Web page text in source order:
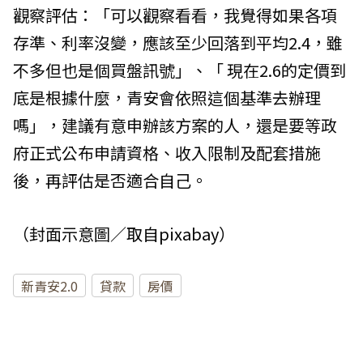
觀察評估：「可以觀察看看，我覺得如果各項
存準、利率沒變，應該至少回落到平均2.4，雖
不多但也是個買盤訊號」、「 現在2.6的定價到
底是根據什麼，青安會依照這個基準去辦理
嗎」，建議有意申辦該方案的人，還是要等政
府正式公布申請資格、收入限制及配套措施
後，再評估是否適合自己。
（封面示意圖／取自pixabay）
新青安2.0 貸款 房價